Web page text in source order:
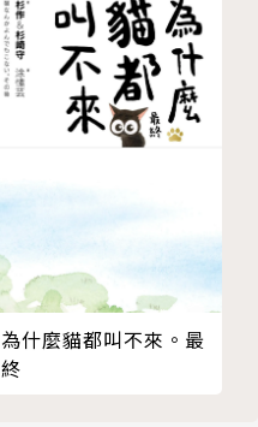
為什麼貓都叫不來。最
終